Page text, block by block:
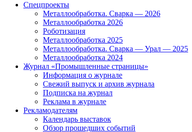
Спецпроекты
Металлообработка. Сварка — 2026
Металлообработка 2026
Роботизация
Металлообработка 2025
Металлообработка. Сварка — Урал — 2025
Металлообработка 2024
Журнал «Промышленные страницы»
Информация о журнале
Свежий выпуск и архив журнала
Подписка на журнал
Реклама в журнале
Рекламодателям
Календарь выставок
Обзор прошедших событий